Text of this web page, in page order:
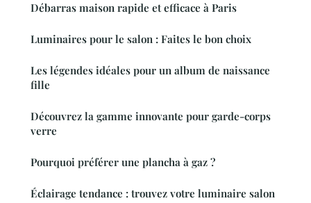
Débarras maison rapide et efficace à Paris
Luminaires pour le salon : Faites le bon choix
Les légendes idéales pour un album de naissance
fille
Découvrez la gamme innovante pour garde-corps
verre
Pourquoi préférer une plancha à gaz ?
Éclairage tendance : trouvez votre luminaire salon